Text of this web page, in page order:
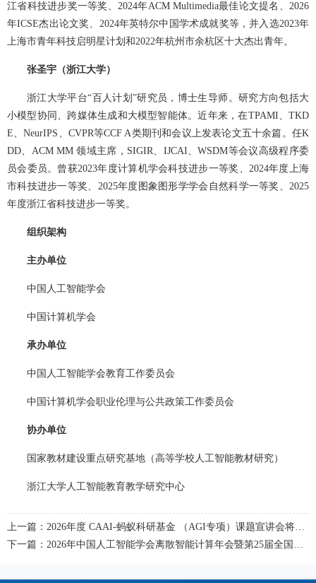
江省科技进步奖一等奖、2024年ACM Multimedia最佳论文提名、2026
年ICSE杰出论文奖、2024年英特尔中国学术成就奖等，并入选2023年
上海市青年科技启明星计划和2022年杭州市余杭区十大杰出青年。
张圣宇（浙江大学）
浙江大学平台“百人计划”研究员，博士生导师。研究方向包括大
小模型协同、跨媒体生成和大模型智能体。近年来，在TPAMI、TKD
E、NeurIPS、CVPR等CCF A类期刊和会议上发表论文五十余篇。任K
DD、ACM MM 领域主席，SIGIR、IJCAI、WSDM等会议高级程序委
员会委员。曾获2023年度计算机学会科技进步一等奖、2024年度上海
市科技进步一等奖、2025年度图象图形学学会自然科学一等奖、2025
年度浙江省科技进步一等奖。
组织架构
主办单位
中国人工智能学会
中国计算机学会
承办单位
中国人工智能学会教育工作委员会
中国计算机学会职业伦理与公共政策工作委员会
协办单位
国家教材建设重点研究基地（高等学校人工智能教材研究）
浙江大学人工智能教育教学研究中心
上一篇：2026年度 CAAI-蚂蚁科研基金 （AGI专项）课题宣讲会将于6月4-5日在线举办
下一篇：2026年中国人工智能学会离散智能计算年会暨第25届全国离散数学会议即将举办